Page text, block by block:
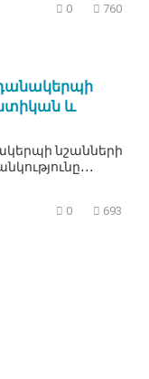
0 760
և
նշանների
0 693